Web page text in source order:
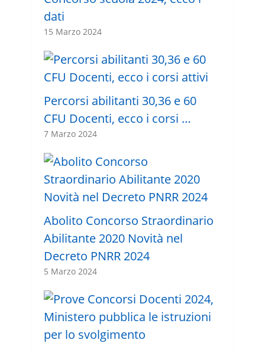
dati
15 Marzo 2024
Percorsi abilitanti 30,36 e 60
CFU Docenti, ecco i corsi …
7 Marzo 2024
Abolito Concorso Straordinario
Abilitante 2020 Novità nel
Decreto PNRR 2024
5 Marzo 2024